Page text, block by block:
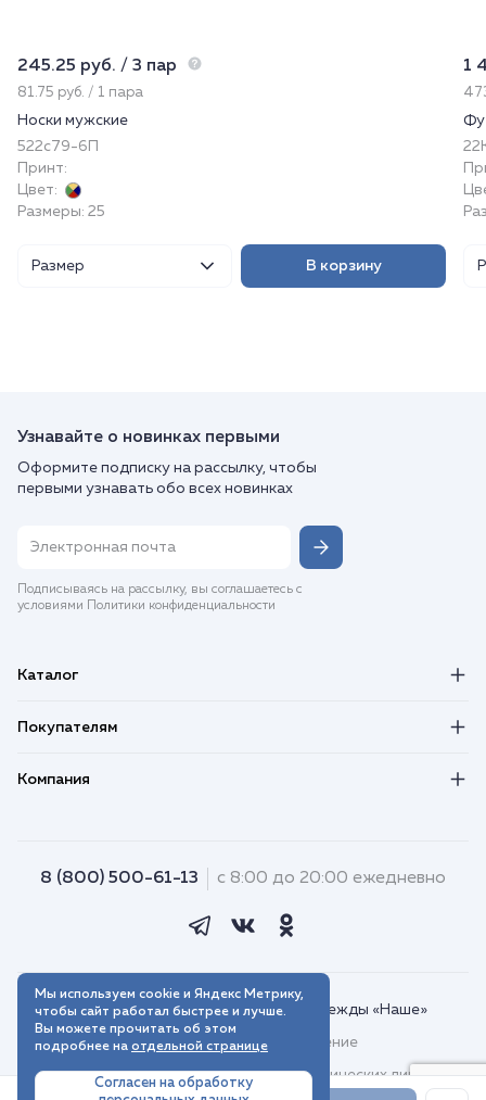
245.25 руб. / 3 пар
81.75 руб. / 1 пара
Носки мужские
522с79-6П
Принт:
Цвет:
Размеры: 25
Размер В корзину
1
Узнавайте о новинках первыми
Оформите подписку на рассылку, чтобы
первыми узнавать обо всех новинках
Подписываясь на рассылку, вы соглашаетесь с
условиями Политики конфиденциальности
Каталог
Покупателям
Компания
8 (800) 500-61-13 с 8:00 до 20:00 ежедневно
© 2018–2026. Интернет-магазин одежды «Наше»
Пользовательское соглашение
Договор присоединения для юридических лиц
Мы используем cookie и Яндекс Метрику,
чтобы сайт работал быстрее и лучше.
Вы можете прочитать об этом
подробнее на отдельной странице
Согласен на обработку